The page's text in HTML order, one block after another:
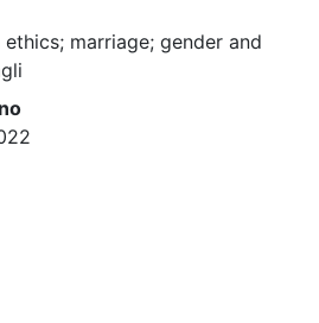
marriage; gender and